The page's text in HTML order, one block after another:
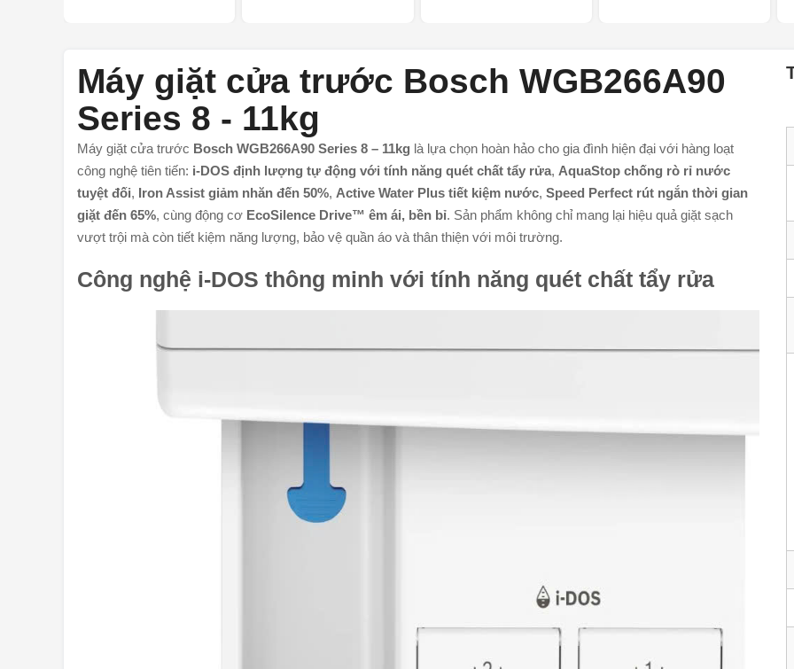
Máy giặt cửa trước Bosch WGB266A90
Series 8 - 11kg
Máy giặt cửa trước Bosch WGB266A90 Series 8 – 11kg là lựa chọn hoàn hảo cho gia đình hiện đại với hàng loạt
công nghệ tiên tiến: i-DOS định lượng tự động với tính năng quét chất tẩy rửa, AquaStop chống rò rỉ nước
tuyệt đối, Iron Assist giảm nhăn đến 50%, Active Water Plus tiết kiệm nước, Speed Perfect rút ngắn thời gian
giặt đến 65%, cùng động cơ EcoSilence Drive™ êm ái, bền bỉ. Sản phẩm không chỉ mang lại hiệu quả giặt sạch
vượt trội mà còn tiết kiệm năng lượng, bảo vệ quần áo và thân thiện với môi trường.
Công nghệ i-DOS thông minh với tính năng quét chất tẩy rửa